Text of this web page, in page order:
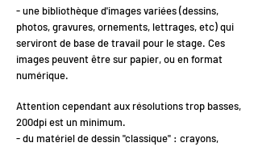
- une bibliothèque d'images variées (dessins,
photos, gravures, ornements, lettrages, etc) qui
serviront de base de travail pour le stage. Ces
images peuvent être sur papier, ou en format
numérique.
Attention cependant aux résolutions trop basses,
200dpi est un minimum.
- du matériel de dessin "classique" : crayons,